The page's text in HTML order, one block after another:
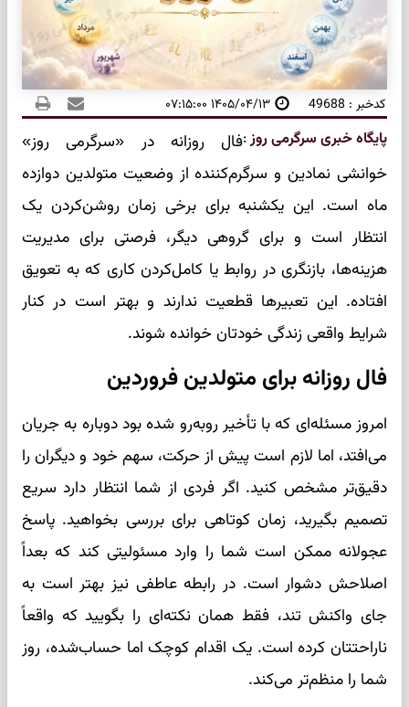
کدخبر : 49688 ۱۴۰۵/۰۴/۱۳ ۰۷:۱۵:۰۰
پایگاه خبری سرگرمی روز:فال روزانه در «سرگرمی روز»
خوانشی نمادین و سرگرم‌کننده از وضعیت متولدین دوازده
ماه است. این یکشنبه برای برخی زمان روشن‌کردن یک
انتظار است و برای گروهی دیگر، فرصتی برای مدیریت
هزینه‌ها، بازنگری در روابط یا کامل‌کردن کاری که به تعویق
افتاده. این تعبیرها قطعیت ندارند و بهتر است در کنار
شرایط واقعی زندگی خودتان خوانده شوند.
فال روزانه برای متولدین فروردین
امروز مسئله‌ای که با تأخیر روبه‌رو شده بود دوباره به جریان
می‌افتد، اما لازم است پیش از حرکت، سهم خود و دیگران را
دقیق‌تر مشخص کنید. اگر فردی از شما انتظار دارد سریع
تصمیم بگیرید، زمان کوتاهی برای بررسی بخواهید. پاسخ
عجولانه ممکن است شما را وارد مسئولیتی کند که بعداً
اصلاحش دشوار است. در رابطه عاطفی نیز بهتر است به
جای واکنش تند، فقط همان نکته‌ای را بگویید که واقعاً
ناراحتتان کرده است. یک اقدام کوچک اما حساب‌شده، روز
شما را منظم‌تر می‌کند.